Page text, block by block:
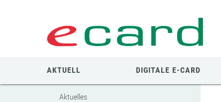
AKTUELL DIGITALE E-CARD
Aktuelles